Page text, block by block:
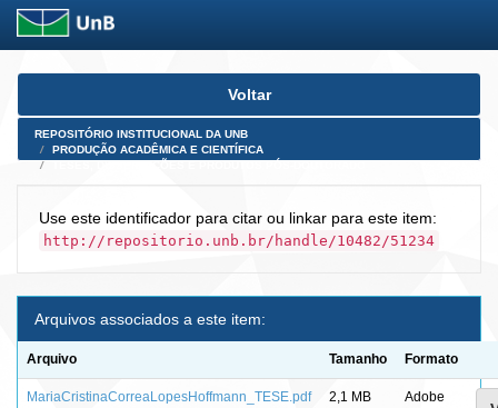
Skip
Voltar
REPOSITÓRIO INSTITUCIONAL DA UNB
PRODUÇÃO ACADÊMICA E CIENTÍFICA
Use este identificador para citar ou linkar para este item:
http://repositorio.unb.br/handle/10482/51234
Arquivos associados a este item:
Arquivo Tamanho Formato
MariaCristinaCorreaLopesHoffmann_TESE.pdf 2,1 MB
Adobe